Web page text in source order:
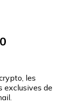
les
exclusives de